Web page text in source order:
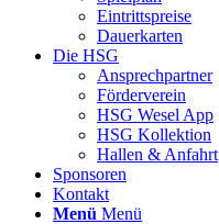
Eintrittspreise
Dauerkarten
Die HSG
Ansprechpartner
Förderverein
HSG Wesel App
HSG Kollektion
Hallen & Anfahrt
Sponsoren
Kontakt
Menü Menü